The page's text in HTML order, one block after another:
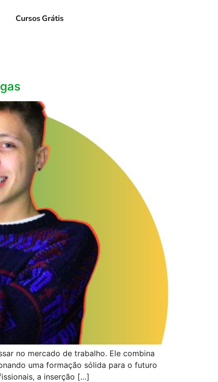
Cursos Grátis
no mercado de trabalho. Ele combina
uma formação sólida para o futuro
a inserção […]